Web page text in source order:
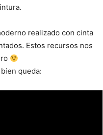
realizado con cinta
Estos recursos nos
queda: